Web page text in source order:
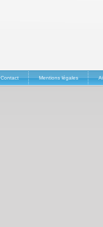
Contact Mentions légales